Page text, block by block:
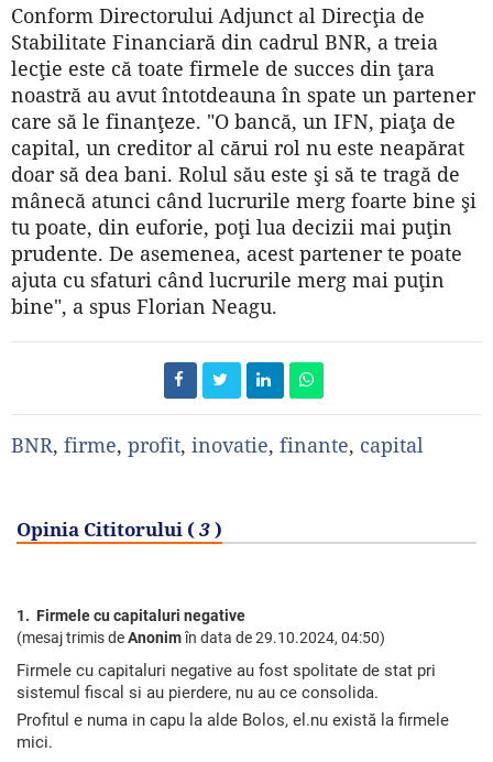
Conform Directorului Adjunct al Direcţia de
Stabilitate Financiară din cadrul BNR, a treia
lecţie este că toate firmele de succes din ţara
noastră au avut întotdeauna în spate un partener
care să le finanţeze. "O bancă, un IFN, piaţa de
capital, un creditor al cărui rol nu este neapărat
doar să dea bani. Rolul său este şi să te tragă de
mânecă atunci când lucrurile merg foarte bine şi
tu poate, din euforie, poţi lua decizii mai puţin
prudente. De asemenea, acest partener te poate
ajuta cu sfaturi când lucrurile merg mai puţin
bine", a spus Florian Neagu.
BNR, firme, profit, inovatie, finante, capital
Opinia Cititorului (3)
1. Firmele cu capitaluri negative
(mesaj trimis deAnonimîn data de29.10.2024, 04:50)
Firmele cu capitaluri negative au fost spolitate de stat pri
sistemul fiscal si au pierdere, nu au ce consolida.
Profitul e numa in capu la alde Bolos, el.nu există la firmele
mici.